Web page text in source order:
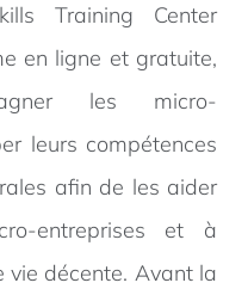
Training Center
en ligne et gratuite,
les micro-
leurs compétences
afin de les aider
entreprises et à
vie décente. Avant la